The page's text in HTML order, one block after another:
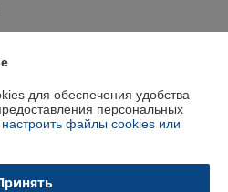
Железнодорожного района г.
для обеспечения удобства
персональных
файлы cookies или